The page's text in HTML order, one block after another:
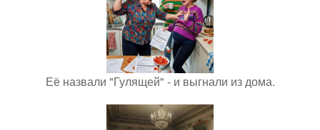
Её назвали "Гулящей" - и выгнали из дома.